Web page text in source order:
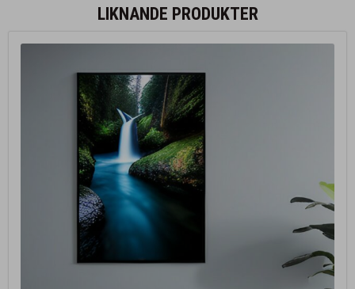
LIKNANDE PRODUKTER